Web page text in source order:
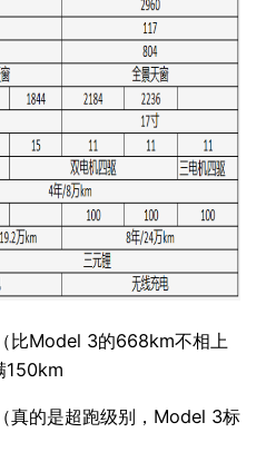
比Model 3的668km不相上
150km
的是超跑级别，Model 3标